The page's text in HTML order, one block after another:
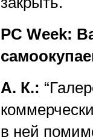
PC Week:
А. К.:
в ней